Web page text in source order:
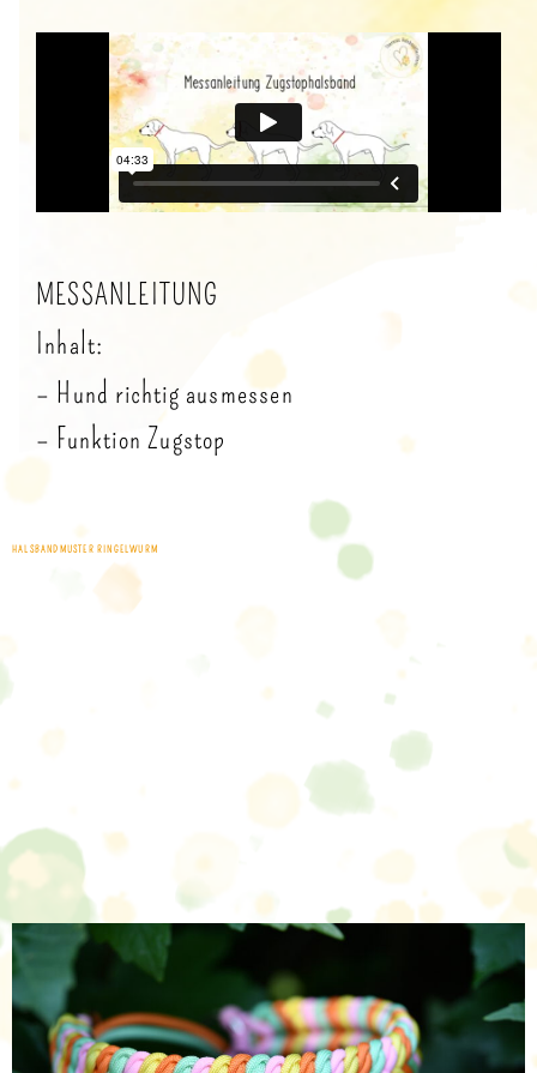
MESSANLEITUNG
Inhalt:
– Hund richtig ausmessen
– Funktion Zugstop
HALSBANDMUSTER RINGELWURM